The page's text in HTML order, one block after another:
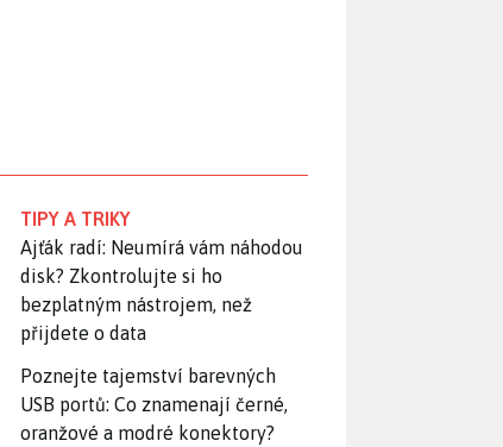
TIPY A TRIKY
Ajťák radí: Neumírá vám náhodou
disk? Zkontrolujte si ho
bezplatným nástrojem, než
přijdete o data
Poznejte tajemství barevných
USB portů: Co znamenají černé,
oranžové a modré konektory?